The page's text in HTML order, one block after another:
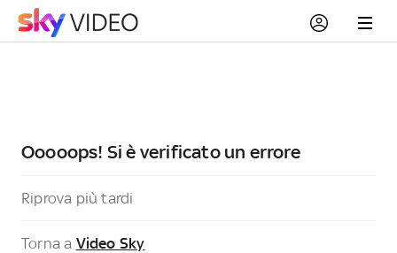
Ooooops! Si è verificato un errore
Riprova più tardi
Torna a Video Sky